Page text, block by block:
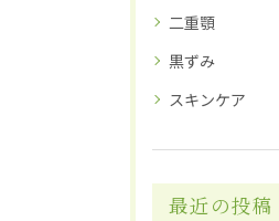
二重顎
黒ずみ
スキンケア
最近の投稿